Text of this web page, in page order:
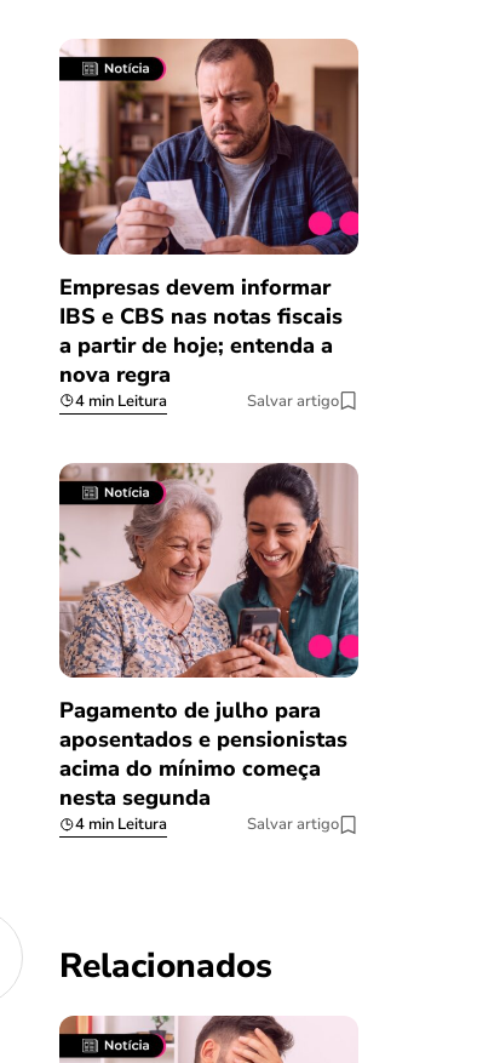
Empresas devem informar
IBS e CBS nas notas fiscais
a partir de hoje; entenda a
nova regra
4 min Leitura Salvar artigo
Pagamento de julho para
aposentados e pensionistas
acima do mínimo começa
nesta segunda
4 min Leitura Salvar artigo
Relacionados